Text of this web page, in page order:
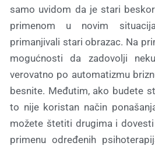
samo uvidom da je stari
primenom u novim
primanjivali stari obrazac. Na
mogućnosti da zadovolji
verovatno po automatizmu
besnite. Međutim, ako budete
to nije koristan način
možete štetiti drugima i
primenu određenih